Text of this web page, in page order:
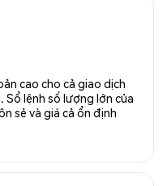
cao cho cả giao dịch
lệnh số lượng lớn của
sẻ và giá cả ổn định